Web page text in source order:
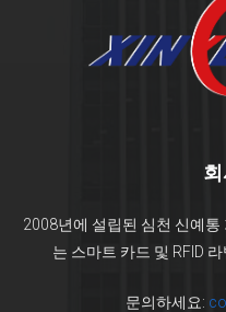
2008년에 설립된 심천 신예
는 스마트 카드 및 RFID
문의하세요: